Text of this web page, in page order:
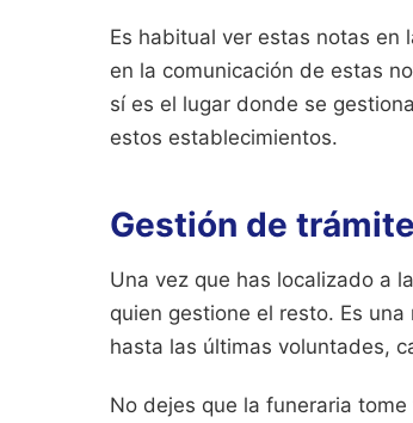
Es habitual ver estas notas en
en la comunicación de estas
sí es el lugar donde se
estos establecimientos.
Gestión de
Una vez que has localizado a
quien gestione el resto. Es
hasta las últimas voluntades,
No dejes que la funeraria